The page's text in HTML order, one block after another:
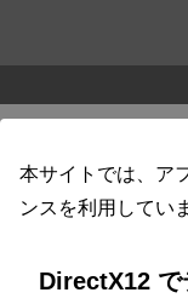
本サイトでは、ア
ンスを利用してい
DirectX12 で